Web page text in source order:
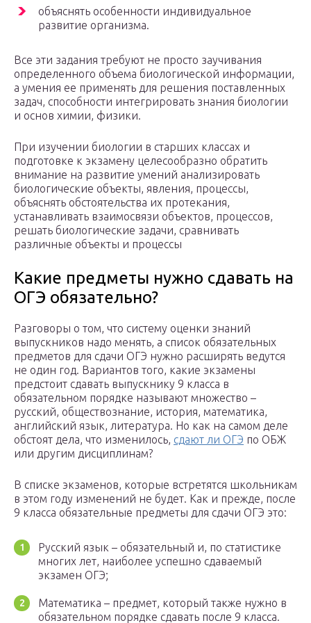
объяснять особенности индивидуальное
развитие организма.
Все эти задания требуют не просто заучивания
определенного объема биологической информации,
а умения ее применять для решения поставленных
задач, способности интегрировать знания биологии
и основ химии, физики.
При изучении биологии в старших классах и
подготовке к экзамену целесообразно обратить
внимание на развитие умений анализировать
биологические объекты, явления, процессы,
объяснять обстоятельства их протекания,
устанавливать взаимосвязи объектов, процессов,
решать биологические задачи, сравнивать
различные объекты и процессы
Какие предметы нужно сдавать на
ОГЭ обязательно?
Разговоры о том, что систему оценки знаний
выпускников надо менять, а список обязательных
предметов для сдачи ОГЭ нужно расширять ведутся
не один год. Вариантов того, какие экзамены
предстоит сдавать выпускнику 9 класса в
обязательном порядке называют множество –
русский, обществознание, история, математика,
английский язык, литература. Но как на самом деле
обстоят дела, что изменилось, сдают ли ОГЭ по ОБЖ
или другим дисциплинам?
В списке экзаменов, которые встретятся школьникам
в этом году изменений не будет. Как и прежде, после
9 класса обязательные предметы для сдачи ОГЭ это:
Русский язык – обязательный и, по статистике
многих лет, наиболее успешно сдаваемый
экзамен ОГЭ;
Математика – предмет, который также нужно в
обязательном порядке сдавать после 9 класса.